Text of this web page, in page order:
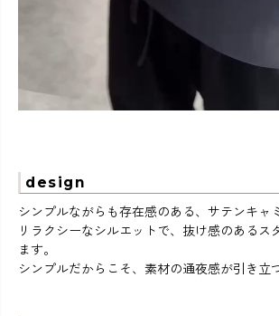
design
シンプルながらも存在感のある、サテンキャ
リラクシーなシルエットで、抜け感のあるス
ます。
シンプルだからこそ、素材の通夜感が引き立